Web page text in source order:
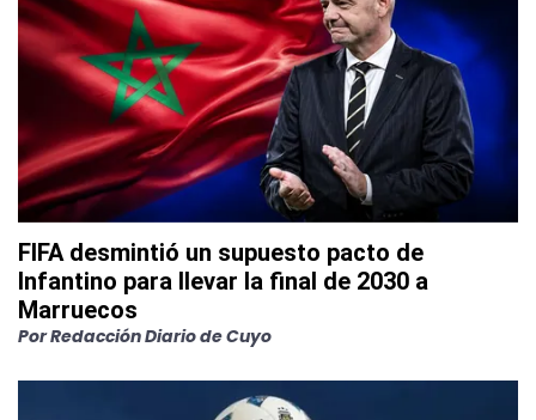
FIFA desmintió un supuesto pacto de
Infantino para llevar la final de 2030 a
Marruecos
PorRedacción Diario de Cuyo